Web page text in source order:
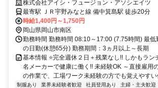
健康に働く!! 未経験OK ～直接雇用の可能性大!
株式会社アイシ・フュージョン・アソシエイツ
最寄駅 ＪＲ宇野みなと線 備中箕島駅 徒歩20分
時給1,400円～1,750円
岡山県岡山市南区
勤務時間 勤務時間 08:10～17:00 (7.75時間) 最低
の日勤(休憩65分) 勤務期間：3ヵ月以上～長期
基本情報 ⭐完全週休２日＋残業なし!! しかもラン
名メーカーで健康に働く!! 未経験OK ～直接雇用
の作業で、工場ワーク未経験の方でも覚えやすい
制服あり 業界未経験者歓迎 社員登用あり 主婦・主夫歓迎